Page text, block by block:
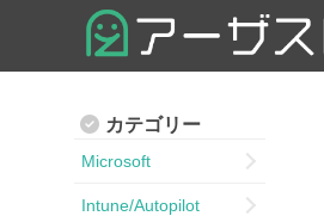
カテゴリー
Microsoft
Intune/Autopilot